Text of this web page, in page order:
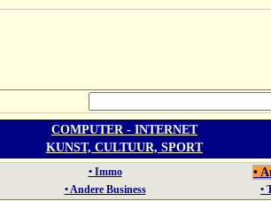
COMPUTER - INTERNET
KUNST, CULTUUR, SPORT
• Immo •
• Andere Business •